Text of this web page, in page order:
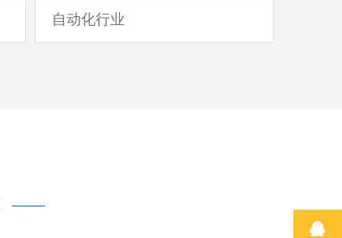
自动化行业
——